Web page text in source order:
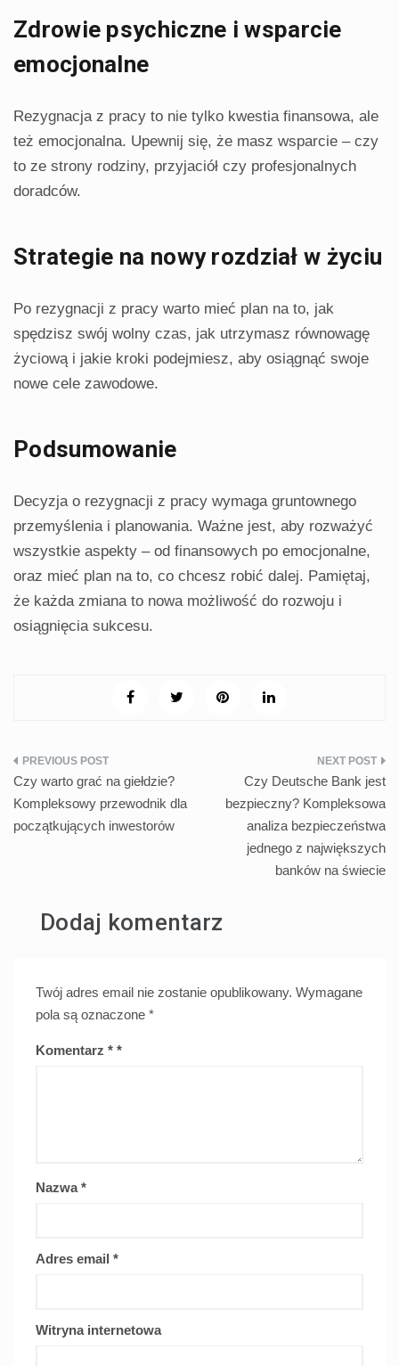
Zdrowie psychiczne i wsparcie
emocjonalne
Rezygnacja z pracy to nie tylko kwestia finansowa, ale
też emocjonalna. Upewnij się, że masz wsparcie – czy
to ze strony rodziny, przyjaciół czy profesjonalnych
doradców.
Strategie na nowy rozdział w życiu
Po rezygnacji z pracy warto mieć plan na to, jak
spędzisz swój wolny czas, jak utrzymasz równowagę
życiową i jakie kroki podejmiesz, aby osiągnąć swoje
nowe cele zawodowe.
Podsumowanie
Decyzja o rezygnacji z pracy wymaga gruntownego
przemyślenia i planowania. Ważne jest, aby rozważyć
wszystkie aspekty – od finansowych po emocjonalne,
oraz mieć plan na to, co chcesz robić dalej. Pamiętaj,
że każda zmiana to nowa możliwość do rozwoju i
osiągnięcia sukcesu.
Nawigacja
wpisu
Czy warto grać na giełdzie?
Kompleksowy przewodnik dla
początkujących inwestorów
Czy Deutsche Bank jest
bezpieczny? Kompleksowa
analiza bezpieczeństwa
jednego z największych
banków na świecie
Dodaj komentarz
Twój adres email nie zostanie opublikowany. Wymagane
pola są oznaczone *
Komentarz *
Nazwa*
Adres email *
Witryna internetowa